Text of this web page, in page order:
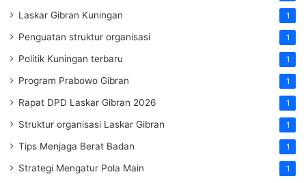
Laskar Gibran Kuningan 1
Penguatan struktur organisasi 1
Politik Kuningan terbaru 1
Program Prabowo Gibran 1
Rapat DPD Laskar Gibran 2026 1
Struktur organisasi Laskar Gibran 1
Tips Menjaga Berat Badan 1
Strategi Mengatur Pola Main 1